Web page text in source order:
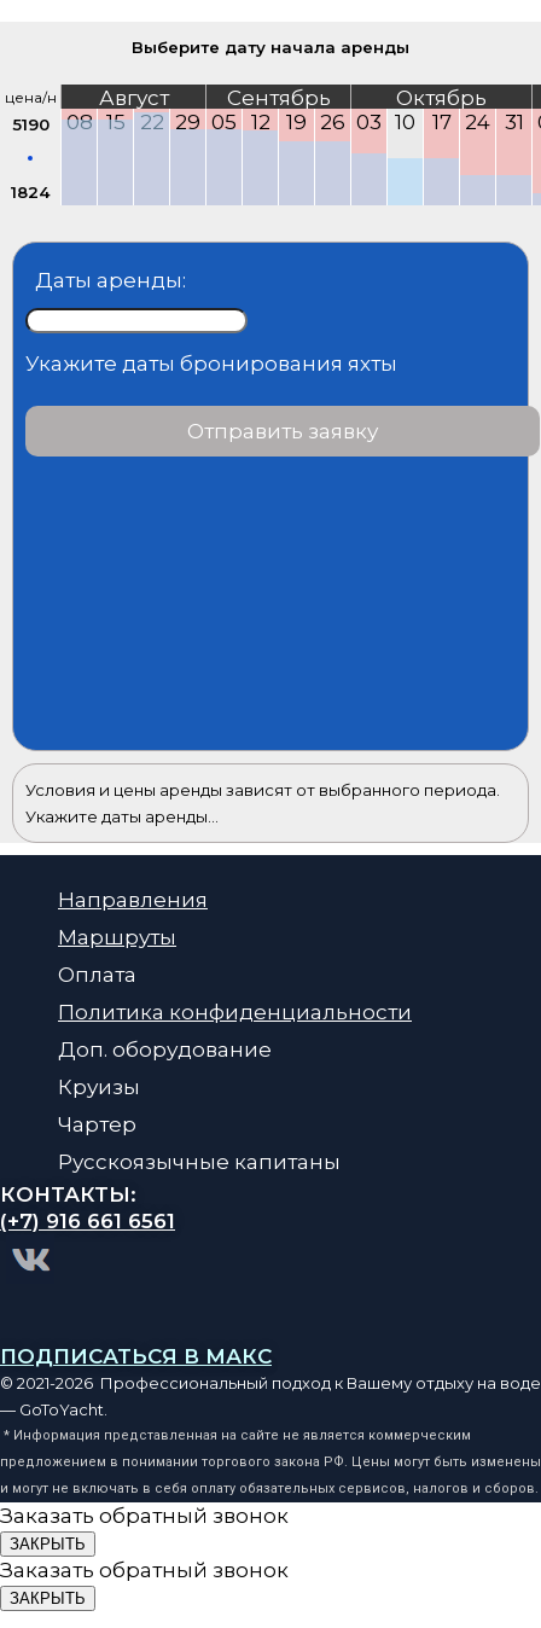
Выберите дату начала аренды
цена/н
5190
1824
Август Сентябрь
Октябрь
08 15 22 29 05 12 19 26 03 10 17 24 31
Даты аренды:
Укажите даты бронирования яхты
Отправить заявку
Условия и цены аренды зависят от выбранного периода.
Укажите даты аренды...
Направления
Маршруты
Оплата
Политика конфиденциальности
Доп. оборудование
Круизы
Чартер
Русскоязычные капитаны
КОНТАКТЫ:
(+7) 916 661 6561
ПОДПИСАТЬСЯ В МАКС
© 2021-2026 Профессиональный подход к Вашему отдыху на воде
— GoToYacht.
* Информация представленная на сайте не является коммерческим
предложением в понимании торгового закона РФ. Цены могут быть изменены
и могут не включать в себя оплату обязательных сервисов, налогов и сборов.
Заказать обратный звонок
ЗАКРЫТЬ
Заказать обратный звонок
ЗАКРЫТЬ